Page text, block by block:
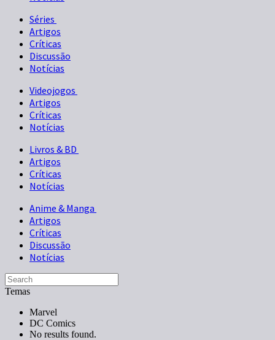
Séries
Artigos
Críticas
Discussão
Notícias
Videojogos
Artigos
Críticas
Notícias
Livros & BD
Artigos
Críticas
Notícias
Anime & Manga
Artigos
Críticas
Discussão
Notícias
Temas
Marvel
DC Comics
No results found.